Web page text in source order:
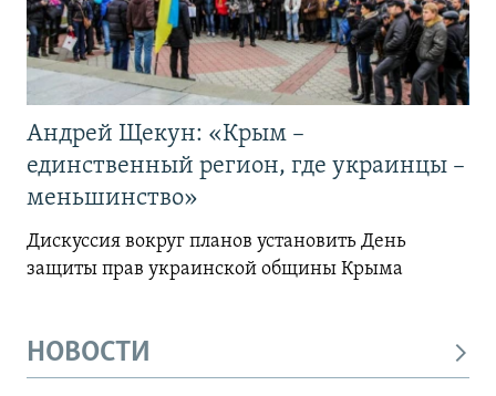
Андрей Щекун: «Крым –
единственный регион, где украинцы –
меньшинство»
Дискуссия вокруг планов установить День
защиты прав украинской общины Крыма
НОВОСТИ